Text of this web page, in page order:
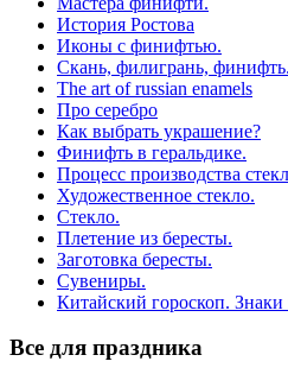
История Ростова
Иконы с финифтью.
Скань, филигрань, финифть.
The art of russian enamels
Про серебро
Как выбрать украшение?
Финифть в геральдике.
Процесс производства
Художественное стекло.
Стекло.
Плетение из бересты.
Заготовка бересты.
Сувениры.
Китайский гороскоп. Знаки
Все для праздника